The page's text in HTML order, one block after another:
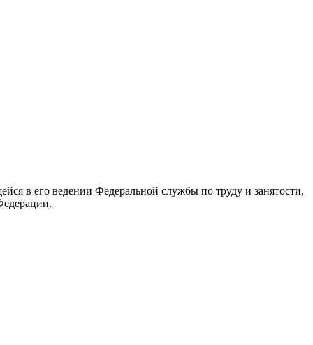
в его ведении Федеральной службы по труду и занятости,